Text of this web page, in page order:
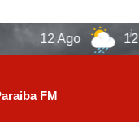
12 Ago 12°C
FM